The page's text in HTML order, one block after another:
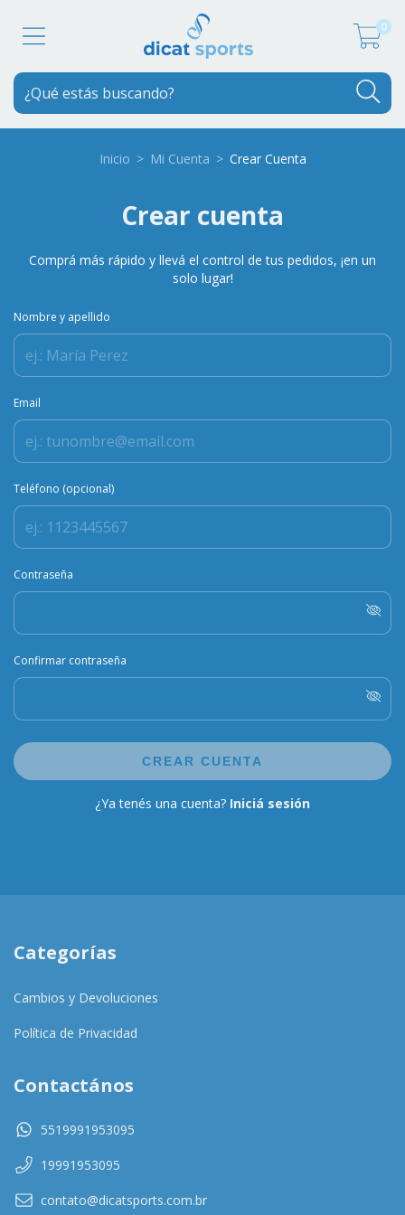
0
Inicio > Mi Cuenta > Crear Cuenta
Crear cuenta
Comprá más rápido y llevá el control de tus pedidos, ¡en un
solo lugar!
Nombre y apellido
Email
Teléfono (opcional)
Contraseña
Confirmar contraseña
CREAR CUENTA
¿Ya tenés una cuenta? Iniciá sesión
Categorías
Cambios y Devoluciones
Política de Privacidad
Contactános
5519991953095
19991953095
contato@dicatsports.com.br